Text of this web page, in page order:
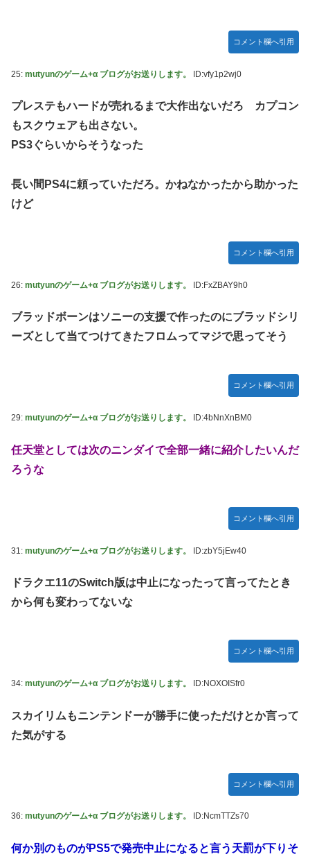
コメント欄へ引用
25: mutyunのゲーム+α ブログがお送りします。 ID:vfy1p2wj0
プレステもハードが売れるまで大作出ないだろ カプコン
もスクウェアも出さない。
PS3ぐらいからそうなった
長い間PS4に頼っていただろ。かねなかったから助かった
けど
コメント欄へ引用
26: mutyunのゲーム+α ブログがお送りします。 ID:FxZBAY9h0
ブラッドボーンはソニーの支援で作ったのにブラッドシリ
ーズとして当てつけてきたフロムってマジで思ってそう
コメント欄へ引用
29: mutyunのゲーム+α ブログがお送りします。 ID:4bNnXnBM0
任天堂としては次のニンダイで全部一緒に紹介したいんだ
ろうな
コメント欄へ引用
31: mutyunのゲーム+α ブログがお送りします。 ID:zbY5jEw40
ドラクエ11のSwitch版は中止になったって言ってたとき
から何も変わってないな
コメント欄へ引用
34: mutyunのゲーム+α ブログがお送りします。 ID:NOXOISfr0
スカイリムもニンテンドーが勝手に使っただけとか言って
た気がする
コメント欄へ引用
36: mutyunのゲーム+α ブログがお送りします。 ID:NcmTTZs70
何か別のものがPS5で発売中止になると言う天罰が下りそ